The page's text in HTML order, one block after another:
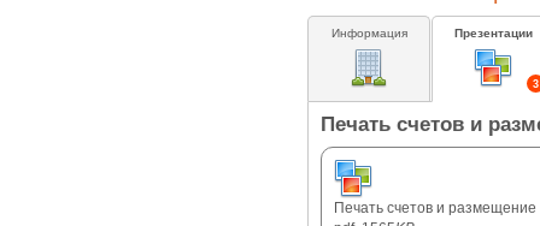
Информация
3
Презентации
Печать счетов и
Печать счетов и